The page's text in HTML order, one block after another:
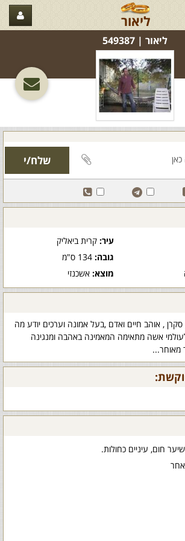
ליאור
ליאור‏ | 549387
עיר:קרית ביאליק
גובה:134 ס"מ
מוצא:אשכנזי
סקרן , אוהב חיים ואדם ,בעל אמונה וערכים יודע מה
אשה מתאימה המאמינה באהבה ומנגינה
מאוחר...
חום, עיניים כחולות.
אחר